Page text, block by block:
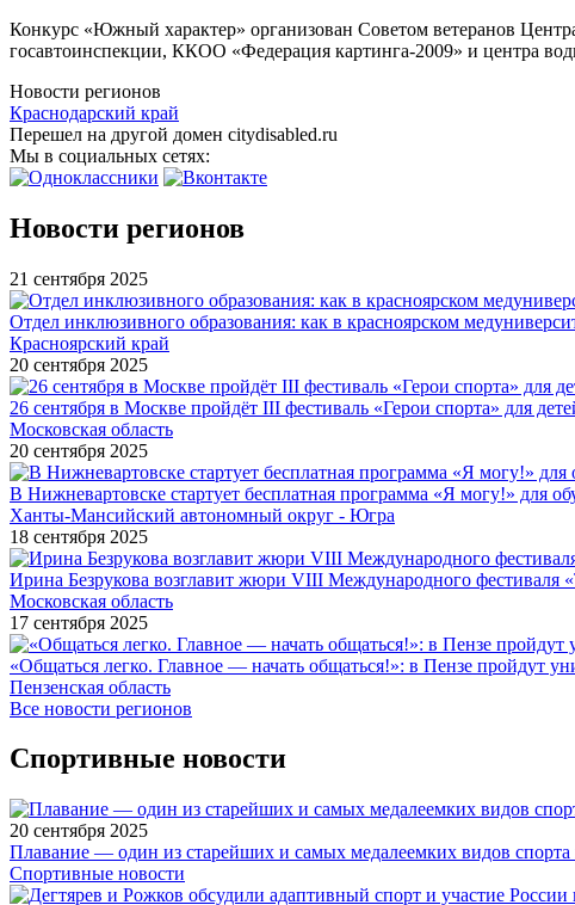
Конкурс «Южный характер» организован Советом ветеранов
госавтоинспекции, ККОО «Федерация картинга-2009» и центра
Новости регионов
Краснодарский край
Перешел на другой домен citydisabled.ru
Мы в социальных сетях:
Новости регионов
21 сентября 2025
Отдел инклюзивного образования: как в красноярском
Красноярский край
20 сентября 2025
26 сентября в Москве пройдёт III фестиваль «Герои спорта» для
Московская область
20 сентября 2025
В Нижневартовске стартует бесплатная программа «Я могу!» для
Ханты-Мансийский автономный округ - Югра
18 сентября 2025
Ирина Безрукова возглавит жюри VIII Международного фестиваля
Московская область
17 сентября 2025
«Общаться легко. Главное — начать общаться!»: в Пензе пройдут
Пензенская область
Все новости регионов
Спортивные новости
20 сентября 2025
Плавание — один из старейших и самых медалеемких видов
Спортивные новости